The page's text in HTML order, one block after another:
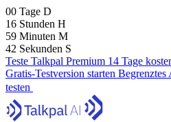
00 Tage D
16 Stunden H
59 Minuten M
41 Sekunden S
Teste Talkpal Premium 14 Tage
Gratis-Testversion starten Begrenztes
testen